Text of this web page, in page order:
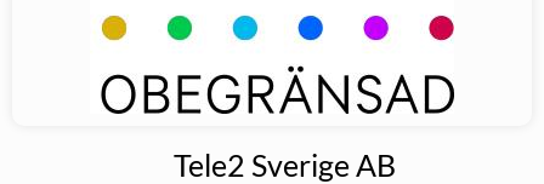
Tele2 Sverige AB